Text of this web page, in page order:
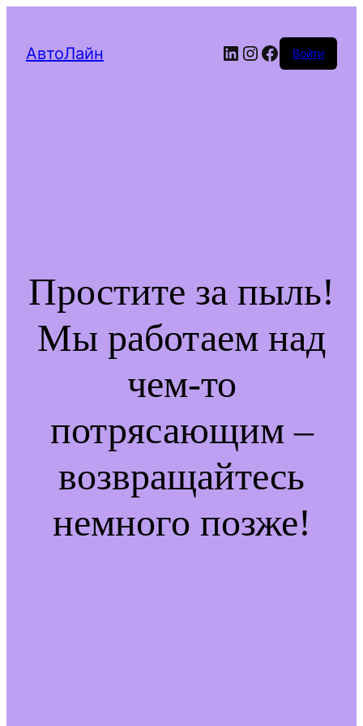
АвтоЛайн LinkedIn
Instagram
Facebook
Войти
Простите за пыль!
Мы работаем над
чем-то
потрясающим –
возвращайтесь
немного позже!